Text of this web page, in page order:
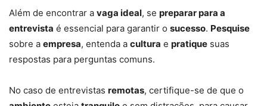
Além de encontrar a vaga ideal, se preparar para a
entrevista é essencial para garantir o sucesso. Pesquise
sobre a empresa, entenda a cultura e pratique suas
respostas para perguntas comuns.
No caso de entrevistas remotas, certifique-se de que o